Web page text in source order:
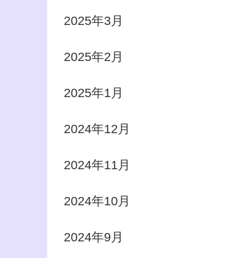
2025年3月
2025年2月
2025年1月
2024年12月
2024年11月
2024年10月
2024年9月